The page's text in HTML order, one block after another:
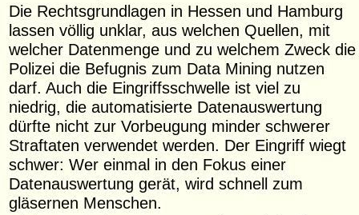
Die Rechtsgrundlagen in Hessen und Hamburg
lassen völlig unklar, aus welchen Quellen, mit
welcher Datenmenge und zu welchem Zweck die
Polizei die Befugnis zum Data Mining nutzen
darf. Auch die Eingriffsschwelle ist viel zu
niedrig, die automatisierte Datenauswertung
dürfte nicht zur Vorbeugung minder schwerer
Straftaten verwendet werden. Der Eingriff wiegt
schwer: Wer einmal in den Fokus einer
Datenauswertung gerät, wird schnell zum
gläsernen Menschen.